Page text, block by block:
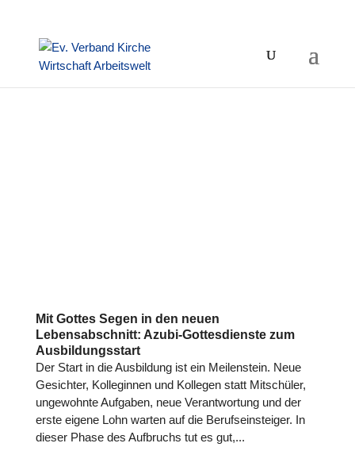
Mit Gottes Segen in den neuen
Lebensabschnitt: Azubi-Gottesdienste zum
Ausbildungsstart
Der Start in die Aus­bil­dung ist ein Mei­len­stein. Neue
Gesich­ter, Kol­le­gin­nen und Kollegen statt Mit­schü­ler,
unge­wohnte Aufgaben, neue Ver­ant­wor­tung und der
erste eigene Lohn warten auf die Berufs­ein­stei­ger. In
dieser Phase des Auf­bruchs tut es gut,...